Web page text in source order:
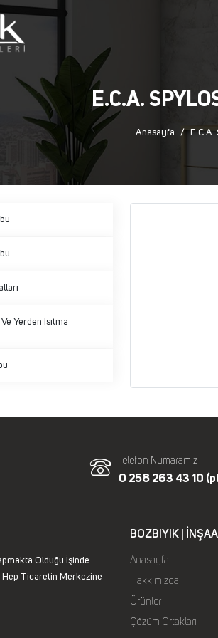
E.C.A.
Anasayfa E.C.A.
Yerden Isıtma
Telefon Numaramız
0 258 263 43 10
Olduğu İşinde
Hep Ticaretin Merkezine
BOZBIYIK |
Anasayfa
Hakkımızda
Ürünler
Çözüm Ortakları